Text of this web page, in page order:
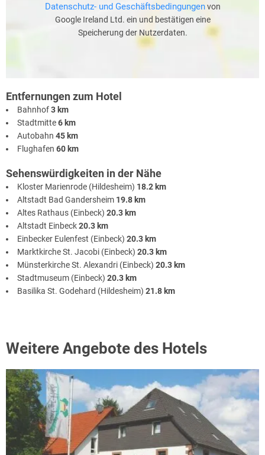
Datenschutz- und Geschäftsbedingungenvon
Google Ireland Ltd. ein und bestätigen eine
Speicherung der Nutzerdaten.
Entfernungen zum Hotel
Bahnhof3 km
Stadtmitte6 km
Autobahn 45 km
Flughafen 60 km
Sehenswürdigkeiten in der Nähe
Kloster Marienrode (Hildesheim) 18.2 km
Altstadt Bad Gandersheim 19.8 km
Altes Rathaus (Einbeck) 20.3 km
Altstadt Einbeck20.3 km
Einbecker Eulenfest (Einbeck) 20.3 km
Marktkirche St. Jacobi (Einbeck) 20.3 km
Münsterkirche St. Alexandri (Einbeck) 20.3 km
Stadtmuseum (Einbeck) 20.3 km
Basilika St. Godehard (Hildesheim) 21.8 km
Weitere Angebote des Hotels